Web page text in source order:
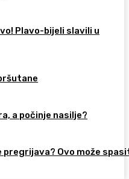
Plavo-bijeli slavili u
a počinje nasilje?
pregrijava? Ovo može